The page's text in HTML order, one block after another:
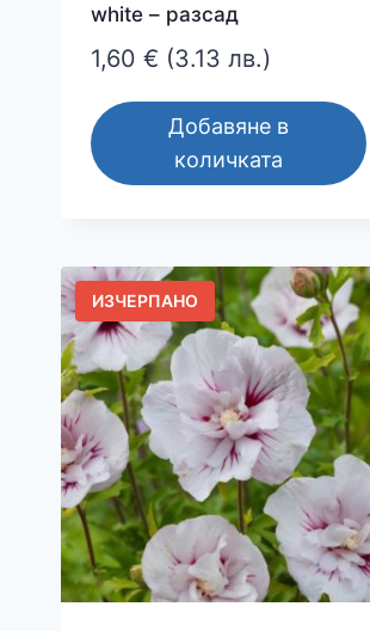
white – разсад
1,60 € (3.13 лв.)
Добавяне в
количката
ИЗЧЕРПАНО